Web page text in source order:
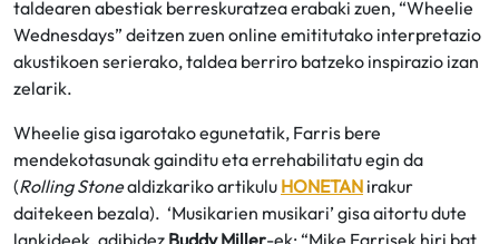
taldearen abestiak berreskuratzea erabaki zuen, “Wheelie
Wednesdays” deitzen zuen online emititutako interpretazio
akustikoen serierako, taldea berriro batzeko inspirazio izan
zelarik.
Wheelie gisa igarotako egunetatik, Farris bere
mendekotasunak gainditu eta errehabilitatu egin da
(Rolling Stonealdizkariko artikulu HONETAN irakur
daitekeen bezala). ‘Musikarien musikari’ gisa aitortu dute
lankideek, adibidez Buddy Miller-ek: “Mike Farrisek hiri bat